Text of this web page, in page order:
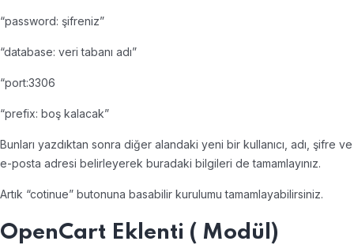
“password: şifreniz”
“database: veri tabanı adı”
“port:3306
“prefix: boş kalacak”
Bunları yazdıktan sonra diğer alandaki yeni bir kullanıcı, adı, şifre ve
e-posta adresi belirleyerek buradaki bilgileri de tamamlayınız.
Artık “cotinue” butonuna basabilir kurulumu tamamlayabilirsiniz.
OpenCart Eklenti ( Modül)